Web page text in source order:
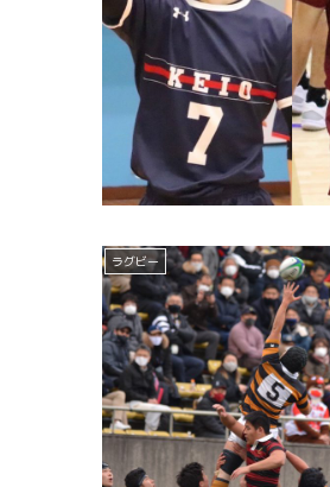
ラグビー